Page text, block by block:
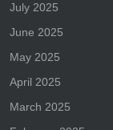
July 2025
June 2025
May 2025
April 2025
March 2025